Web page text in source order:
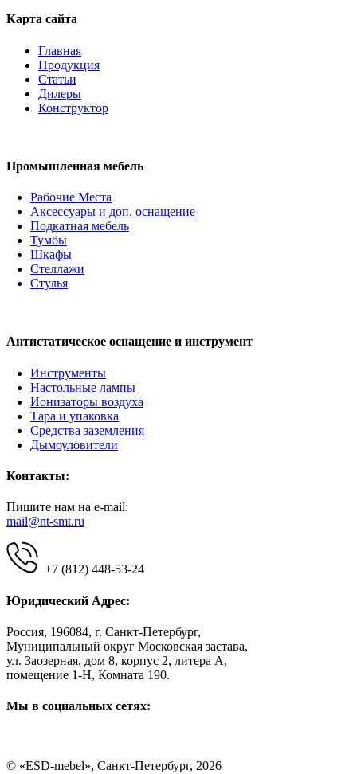
Карта сайта
Главная
Продукция
Статьи
Дилеры
Конструктор
Промышленная мебель
Рабочие Места
Аксессуары и доп. оснащение
Подкатная мебель
Тумбы
Шкафы
Стеллажи
Стулья
Антистатическое оснащение и инструмент
Инструменты
Настольные лампы
Ионизаторы воздуха
Тара и упаковка
Средства заземления
Дымоуловители
Контакты:
Пишите нам на e-mail:
mail@nt-smt.ru
+7 (812) 448-53-24
Юридический Адрес:
Россия, 196084, г. Санкт-Петербург,
Муниципальный округ Московская застава,
ул. Заозерная, дом 8, корпус 2, литера А,
помещение 1-Н, Комната 190.
Мы в социальных сетях:
© «ESD-mebel», Санкт-Петербург, 2026